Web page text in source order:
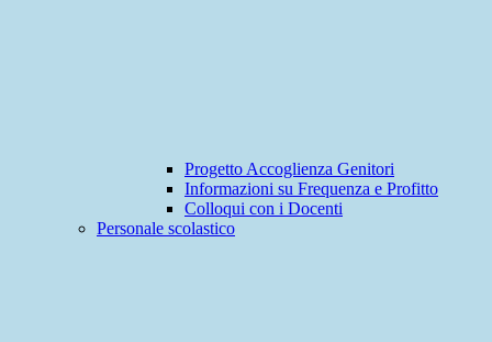
Progetto Accoglienza Genitori
Informazioni su Frequenza e Profitto
Colloqui con i Docenti
Personale scolastico